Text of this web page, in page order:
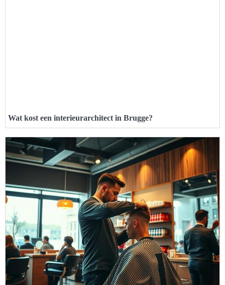
Wat kost een interieurarchitect in Brugge?